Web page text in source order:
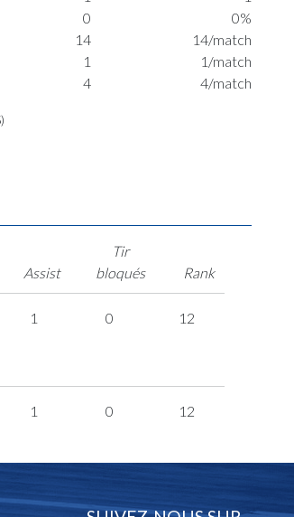
0
0%
14
14/match
1
1/match
4 4/match
Assist
Tir
bloqués
Rank
1 0 12
1 0 12